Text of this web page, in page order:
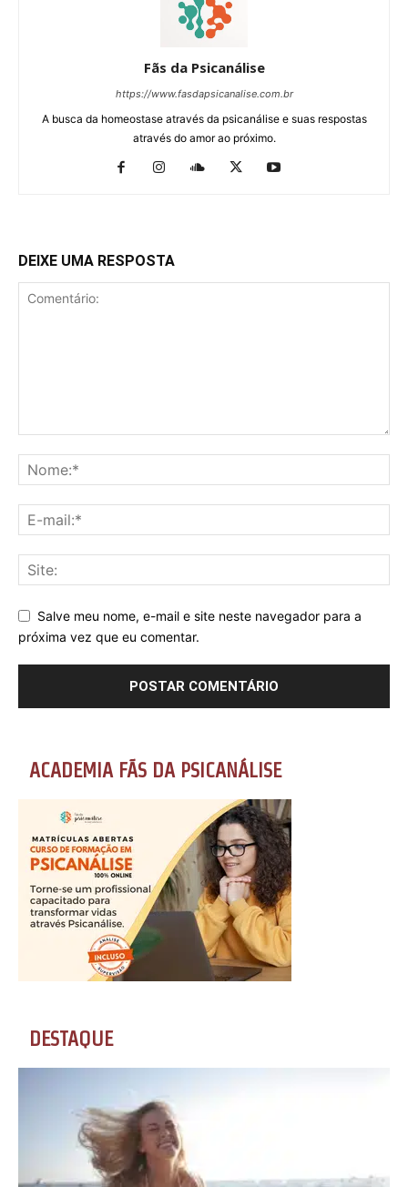
Fãs da Psicanálise
https://www.fasdapsicanalise.com.br
A busca da homeostase através da psicanálise e suas respostas
através do amor ao próximo.
DEIXE UMA RESPOSTA
Salve meu nome, e-mail e site neste navegador para a
próxima vez que eu comentar.
ACADEMIA FÃS DA PSICANÁLISE
DESTAQUE